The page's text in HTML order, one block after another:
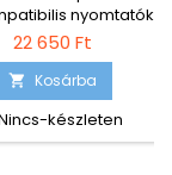
nyomtatók:
ColorWorks CW-
Epson ColorWorks
C6000AE Epson
CW-C6000PE
ColorWorks CW-
Epson ColorWorks
22 650 Ft
 Kosárba
készleten